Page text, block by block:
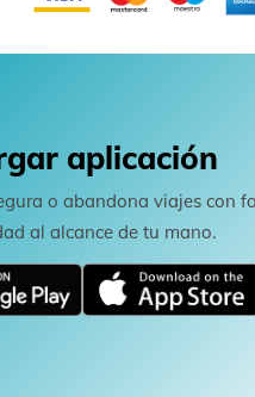
aplicación
o abandona viajes con
al alcance de tu mano.